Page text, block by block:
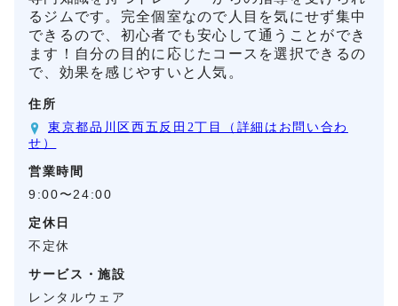
るジムです。完全個室なので人目を気にせず集中
できるので、初心者でも安心して通うことができ
ます！自分の目的に応じたコースを選択できるの
で、効果を感じやすいと人気。
住所
東京都品川区西五反田2丁目（詳細はお問い合わ
せ）
営業時間
9:00〜24:00
定休日
不定休
サービス・施設
レンタルウェア